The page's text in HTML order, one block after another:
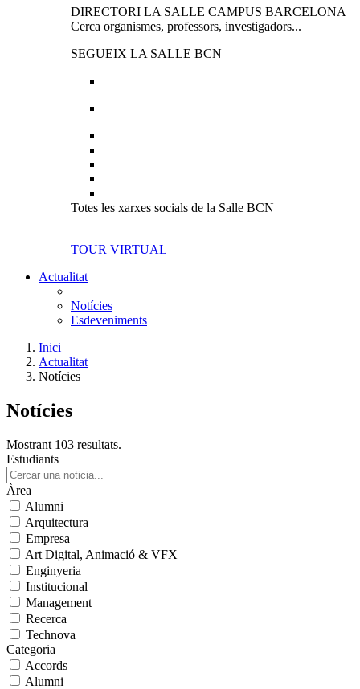
DIRECTORI LA SALLE CAMPUS BARCELONA
Cerca organismes, professors, investigadors...
SEGUEIX LA SALLE BCN
Totes les xarxes socials de la Salle BCN
TOUR VIRTUAL
Actualitat
Notícies
Esdeveniments
Inici
Actualitat
Notícies
Notícies
Mostrant 103 resultats.
Estudiants
Àrea
Alumni
Arquitectura
Empresa
Art Digital, Animació & VFX
Enginyeria
Institucional
Management
Recerca
Technova
Categoria
Accords
Alumni